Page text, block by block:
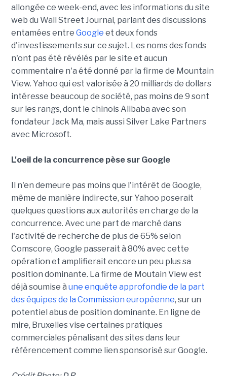
allongée ce week-end, avec les informations du site
web du Wall Street Journal, parlant des discussions
entamées entre Google et deux fonds
d'investissements sur ce sujet. Les noms des fonds
n'ont pas été révélés par le site et aucun
commentaire n'a été donné par la firme de Mountain
View. Yahoo qui est valorisée à 20 milliards de dollars
intéresse beaucoup de société, pas moins de 9 sont
sur les rangs, dont le chinois Alibaba avec son
fondateur Jack Ma, mais aussi Silver Lake Partners
avec Microsoft.
L'oeil de la concurrence pèse sur Google
Il n'en demeure pas moins que l'intérêt de Google,
même de manière indirecte, sur Yahoo poserait
quelques questions aux autorités en charge de la
concurrence. Avec une part de marché dans
l'activité de recherche de plus de 65% selon
Comscore, Google passerait à 80% avec cette
opération et amplifierait encore un peu plus sa
position dominante. La firme de Moutain View est
déjà soumise à une enquête approfondie de la part
des équipes de la Commission européenne, sur un
potentiel abus de position dominante. En ligne de
mire, Bruxelles vise certaines pratiques
commerciales pénalisant des sites dans leur
référencement comme lien sponsorisé sur Google.